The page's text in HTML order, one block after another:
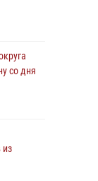
из
со дня
из